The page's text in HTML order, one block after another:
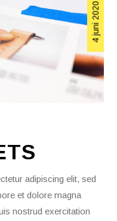
4 juni 2020
adipiscing elit, sed
et dolore magna
nostrud exercitation